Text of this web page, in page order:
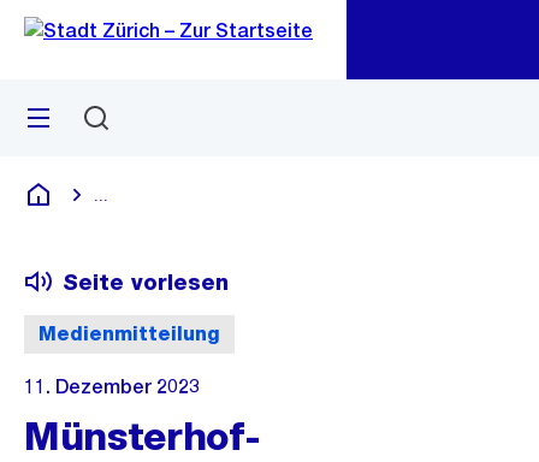
Navigation
Sprunglink
Menü
Deutsch
Medienmitteilung
Seite vorlesen
11. Dezember 2023
Münsterhof-